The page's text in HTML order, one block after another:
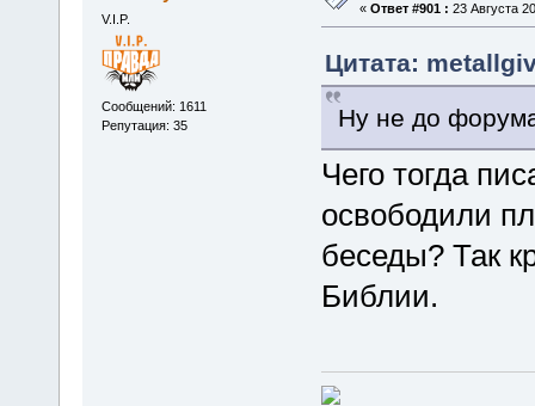
V.I.P.
Сообщений: 1611
Репутация: 35
« Ответ #901 : 23 Августа
Цитата:
Ну не до
Чего тогда
освободили
беседы? Так
Библии.